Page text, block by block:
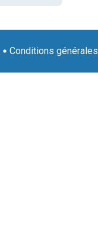
Conditions générales